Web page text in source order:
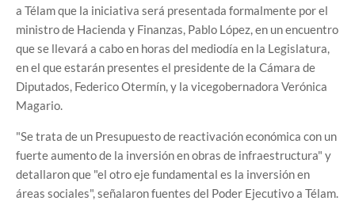
a Télam que la iniciativa será presentada formalmente por el
ministro de Hacienda y Finanzas, Pablo López, en un encuentro
que se llevará a cabo en horas del mediodía en la Legislatura,
en el que estarán presentes el presidente de la Cámara de
Diputados, Federico Otermín, y la vicegobernadora Verónica
Magario.
"Se trata de un Presupuesto de reactivación económica con un
fuerte aumento de la inversión en obras de infraestructura" y
detallaron que "el otro eje fundamental es la inversión en
áreas sociales", señalaron fuentes del Poder Ejecutivo a Télam.